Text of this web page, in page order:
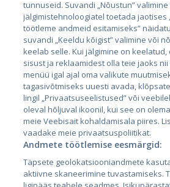
Латвия
Литва
City24.lv
City24.ee
GetaPro.lv
tunnuseid. Suvandi „Nõustun”
jälgimistehnoloogiatel toetada jaotises
töötleme andmeid esitamiseks”
suvandi „Keeldu kõigist” valimine või
keelab selle. Kui jälgimine on
sisust ja reklaamidest olla teie jaoks
menüü igal ajal oma valikute
tagasivõtmiseks uuesti avada,
lingil „Privaatsuseelistused” või
oleval hõljuval ikoonil, kui see on
meie Veebisait kohaldamisala piires.
vaadake meie privaatsuspoliitikat.
Andmete töötlemise eesmärgid:
Täpsete geolokatsiooniandmete
aktiivne skaneerimine tuvastamiseks.